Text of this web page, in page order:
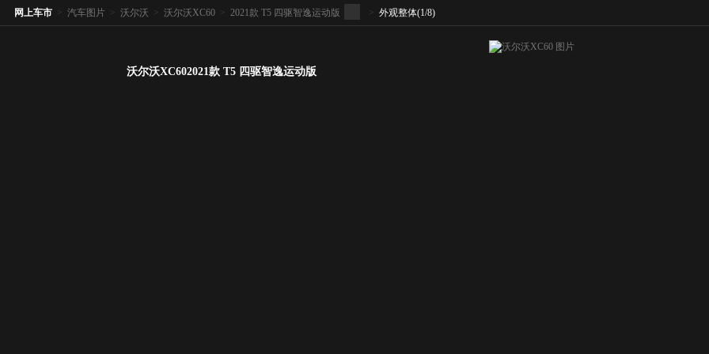
网上车市 > 汽车图片 > 沃尔沃 > 沃尔沃XC60 > 2021款 T5 四驱智逸运动版 > 外观整体(1/8)
沃尔沃XC602021款 T5 四驱智逸运动版